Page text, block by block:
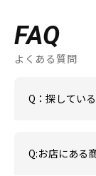
FAQ
よくある質問
Q：探してい
Q:お店にある